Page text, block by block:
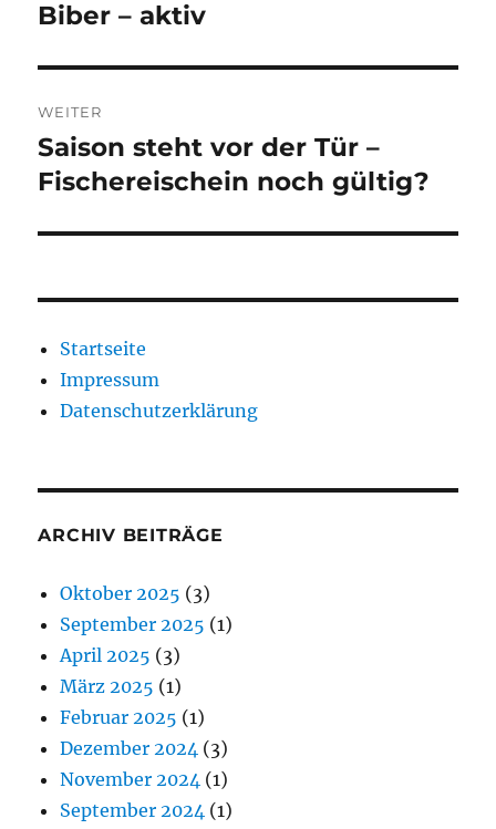
Vorheriger
Biber – aktiv
WEITER
Nächster
Beitrag:
Saison steht vor der Tür –
Fischereischein noch gültig?
Startseite
Impressum
Datenschutzerklärung
ARCHIV BEITRÄGE
Oktober 2025 (3)
September 2025 (1)
April 2025 (3)
März 2025 (1)
Februar 2025 (1)
Dezember 2024 (3)
November 2024 (1)
September 2024 (1)